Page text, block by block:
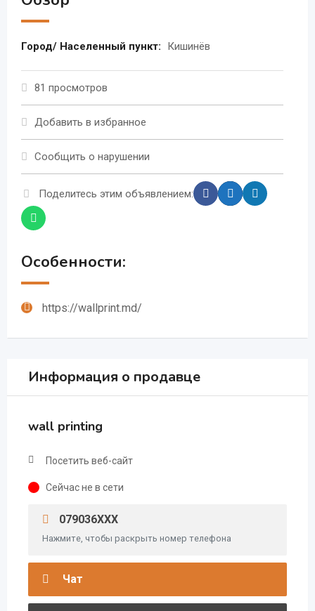
Город/ Населенный пункт: Кишинёв
81 просмотров
Добавить в избранное
Сообщить о нарушении
Поделитесь этим объявлением:
Особенности:
https://wallprint.md/
Информация о продавце
wall printing
Посетить веб-сайт
Сейчас не в сети
079036XXX
Нажмите, чтобы раскрыть номер телефона
Чат